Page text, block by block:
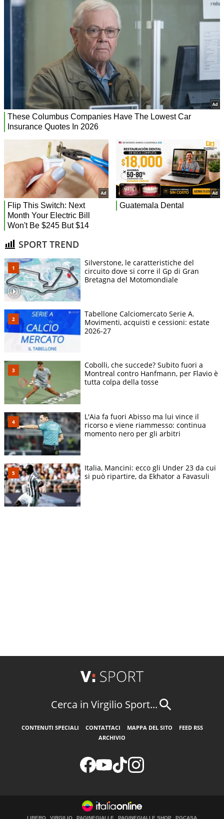
SPORT TREND
Silverstone, le caratteristiche del
circuito dove si corre il Gp di Gran
Bretagna del Motomondiale
Tabellone Calciomercato Serie A.
Movimenti, acquisti e cessioni: estate
2026-27
Cobolli, che succede? Subito fuori a
Montreal contro Hanfmann, per Flavio è
tutta colpa della tosse
L'Aia fa fuori Abisso ma lui vince il
ricorso e viene riammesso: continua
momento nero per gli arbitri
Italia, Mancini: ecco gli Under 23 da cui
si può ripartire, da Ekhator a Favasuli
Cerca in Virgilio Sport...
CONTENUTI SPECIALI CONTATTACI MAPPA DEL SITO
FEED RSS
ARCHIVIO
LIBERO VIRGILIO PAGINEGIALLE PAGINEGIALLE SHOP PGCASA